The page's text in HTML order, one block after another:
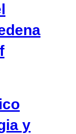
y